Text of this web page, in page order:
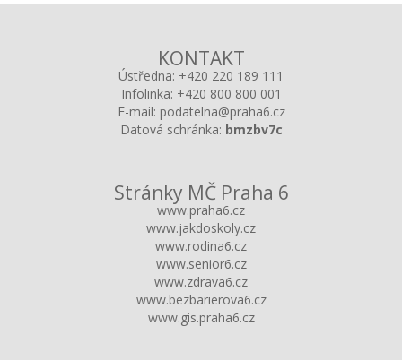
KONTAKT
Ústředna: +420 220 189 111
Infolinka: +420 800 800 001
E-mail: podatelna@praha6.cz
Datová schránka: bmzbv7c
Stránky MČ Praha 6
www.praha6.cz
www.jakdoskoly.cz
www.rodina6.cz
www.senior6.cz
www.zdrava6.cz
www.bezbarierova6.cz
www.gis.praha6.cz